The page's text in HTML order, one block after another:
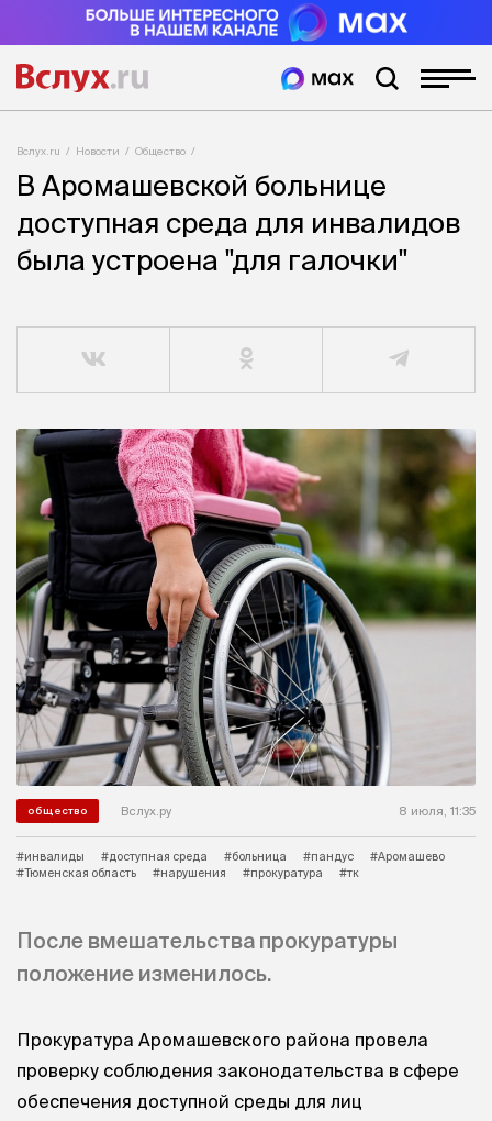
Вслух.ru Новости Общество
В Аромашевской больнице
доступная среда для инвалидов
была устроена "для галочки"
общество Вслух.ру 8 июля, 11:35
#инвалиды #доступная среда #больница #пандус
#Аромашево
#Тюменская область
#нарушения #прокуратура #тк
После вмешательства прокуратуры
положение изменилось.
Прокуратура Аромашевского района провела
проверку соблюдения законодательства в сфере
обеспечения доступной среды для лиц